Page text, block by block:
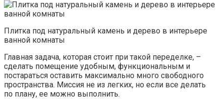
Плитка под натуральный камень и дерево в интерьере
ванной комнаты
Главная задача, которая стоит при такой переделке, –
сделать помещение удобным, функциональным и
постараться оставить максимально много свободного
пространства. Миссия не из легких, но если все делать
по плану, ее можно выполнить.